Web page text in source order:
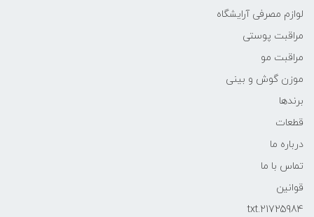
لوازم مصرفی آرایشگاه
مراقبت پوستی
مراقبت مو
موزن گوش و بینی
برندها
قطعات
درباره ما
تماس با ما
قوانین
21725984.txt